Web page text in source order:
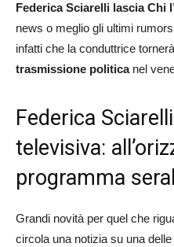
Federica Sciarelli lascia Chi
news o meglio gli ultimi
infatti che la conduttrice
trasmissione politicanel
Federica
televisiva:
programma
Grandi novità per quel che
circola una notizia su una